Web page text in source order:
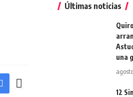
Últimas noticias
una
12